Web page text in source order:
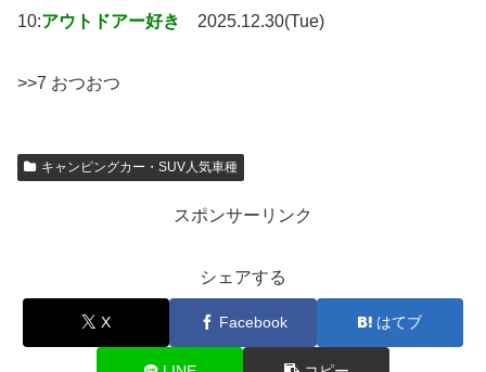
10:アウトドアー好き 2025.12.30(Tue)
>>7 おつおつ
キャンピングカー・SUV人気車種
スポンサーリンク
シェアする
X Facebook はてブ